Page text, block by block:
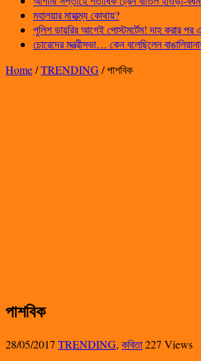
মহালয়ার মাহাত্ম্য কোথায়?
পুলিশ ডায়রির আগেই পোস্টমর্টেম! দাহ করার
চোরেদের মন্ত্রীসভা… কেন বলেছিলেন
Home/TRENDING/পাশবিক
পাশবিক
28/05/2017 TRENDING, কবিতা227 Views